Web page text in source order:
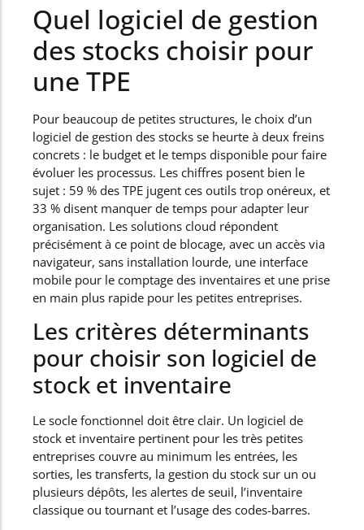
Quel logiciel de gestion
des stocks choisir pour
une TPE
Pour beaucoup de petites structures, le choix d’un
logiciel de gestion des stocks se heurte à deux freins
concrets : le budget et le temps disponible pour faire
évoluer les processus. Les chiffres posent bien le
sujet : 59 % des TPE jugent ces outils trop onéreux, et
33 % disent manquer de temps pour adapter leur
organisation. Les solutions cloud répondent
précisément à ce point de blocage, avec un accès via
navigateur, sans installation lourde, une interface
mobile pour le comptage des inventaires et une prise
en main plus rapide pour les petites entreprises.
Les critères déterminants
pour choisir son logiciel de
stock et inventaire
Le socle fonctionnel doit être clair. Un logiciel de
stock et inventaire pertinent pour les très petites
entreprises couvre au minimum les entrées, les
sorties, les transferts, la gestion du stock sur un ou
plusieurs dépôts, les alertes de seuil, l’inventaire
classique ou tournant et l’usage des codes-barres.